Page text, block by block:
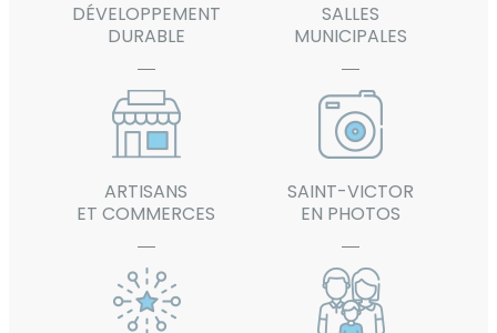
DÉVELOPPEMENT
DURABLE
SALLES
MUNICIPALES
ARTISANS
ET COMMERCES
SAINT-VICTOR
EN PHOTOS